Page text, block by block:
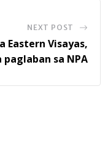
NEXT POST
Eastern Visayas,
sa NPA